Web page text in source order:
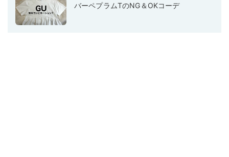
バーペプラムTのNG＆OKコーデ